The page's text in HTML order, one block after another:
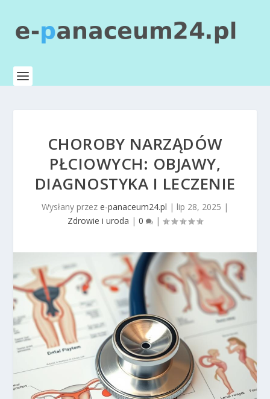
CHOROBY NARZĄDÓW
PŁCIOWYCH: OBJAWY,
DIAGNOSTYKA I LECZENIE
Wysłany przez e-panaceum24.pl | lip 28, 2025 |
Zdrowie i uroda | 0 |